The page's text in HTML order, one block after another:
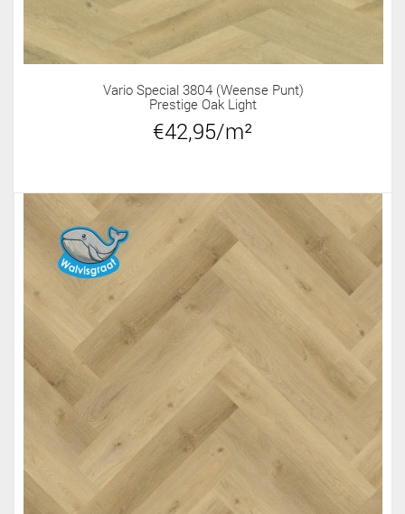
Vario Special 3804 (Weense Punt)
Prestige Oak Light
€42,95/m²